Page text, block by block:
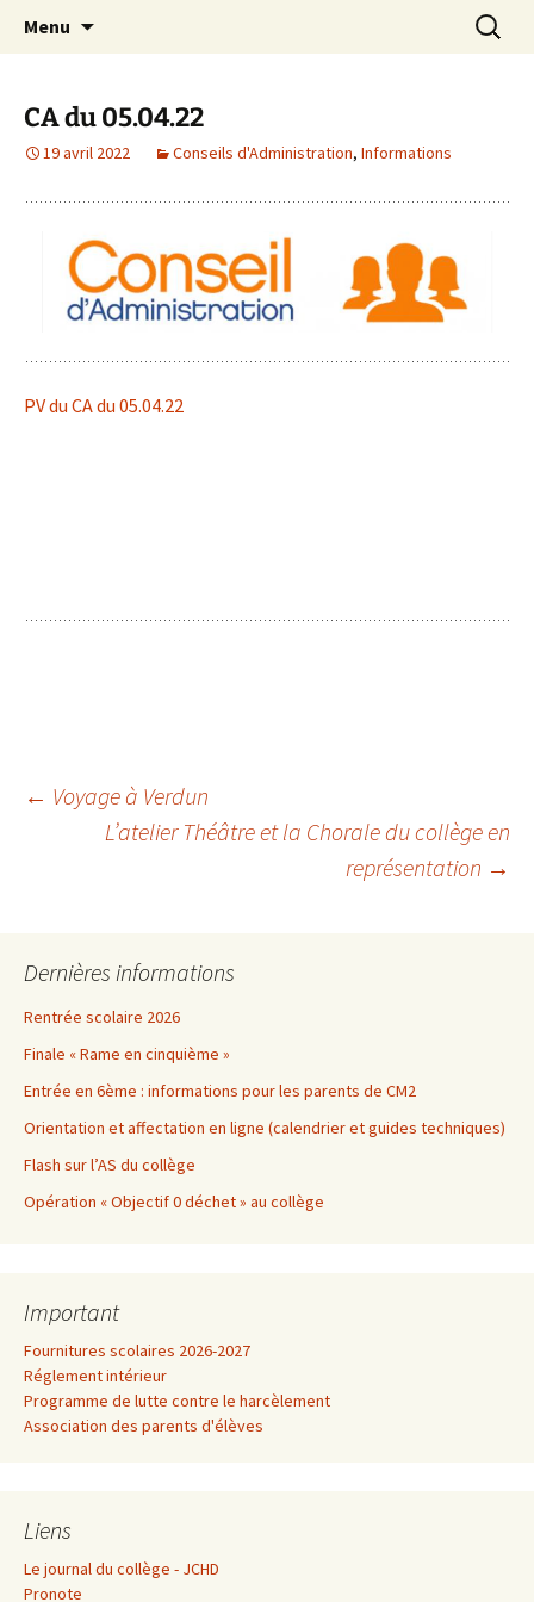
Collège Henri Dheurle
Site officiel du Collège Henri Dheurle de La
Teste de Buch (Bassin d'Arcachon – Gironde)
Menu
CA du 05.04.22
19 avril 2022 Conseils d'Administration, Informations
PV du CA du 05.04.22
Navigation
articles
← Voyage à Verdun
L’atelier Théâtre et la Chorale du collège en
représentation →
Dernières informations
Rentrée scolaire 2026
Finale « Rame en cinquième »
Entrée en 6ème : informations pour les parents de CM2
Orientation et affectation en ligne (calendrier et guides techniques)
Flash sur l’AS du collège
Opération « Objectif 0 déchet » au collège
Important
Fournitures scolaires 2026-2027
Réglement intérieur
Programme de lutte contre le harcèlement
Association des parents d'élèves
Liens
Le journal du collège - JCHD
Pronote